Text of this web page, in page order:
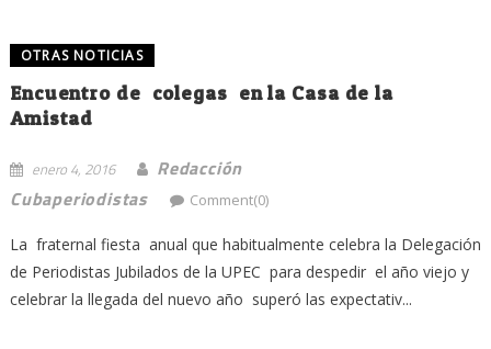
OTRAS NOTICIAS
Encuentro de colegas en la Casa de la
Amistad
enero 4, 2016
Redacción
Cubaperiodistas
Comment(0)
La fraternal fiesta anual que habitualmente celebra la Delegación
de Periodistas Jubilados de la UPEC para despedir el año viejo y
celebrar la llegada del nuevo año superó las expectativ...